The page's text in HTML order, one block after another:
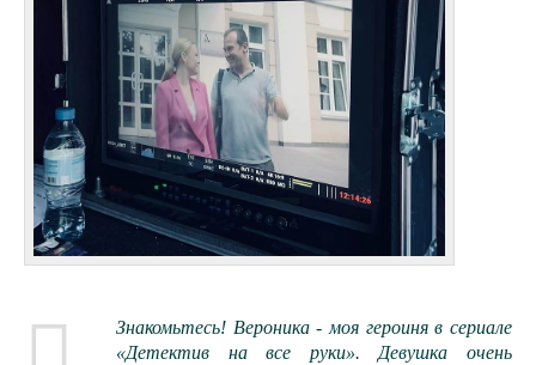
Знакомьтесь! Вероника - моя героиня в сериале
«Детектив на все руки». Девушка очень